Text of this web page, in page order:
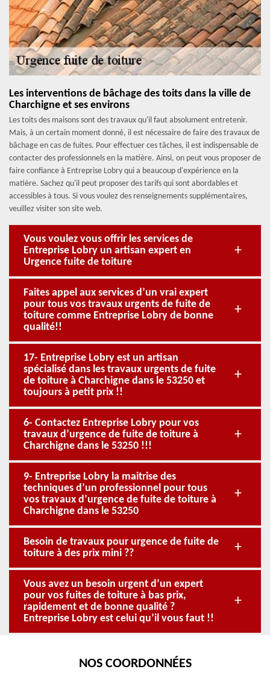
Les interventions de bâchage des toits dans la ville de
Charchigne et ses environs
Les toits des maisons sont des travaux qu'il faut absolument entretenir.
Mais, à un certain moment donné, il est nécessaire de faire des travaux de
bâchage en cas de fuites. Pour effectuer ces tâches, il est indispensable de
contacter des professionnels en la matière. Ainsi, on peut vous proposer de
faire confiance à Entreprise Lobry qui a beaucoup d'expérience en la
matière. Sachez qu'il peut proposer des tarifs qui sont abordables et
accessibles à tous. Si vous voulez des renseignements supplémentaires,
veuillez visiter son site web.
Vous voulez vous offrir les services de
Entreprise Lobry un artisan expert en
Urgence fuite de toiture
Faites appel aux services d’un vrai expert
pour tous vos travaux urgents de fuite de
toiture comme Entreprise Lobry de bonne
qualité!!
17- Entreprise Lobry est un artisan
spécialisé dans les travaux urgents de fuite
de toiture à Charchigne dans le 53250 et
toujours à petit prix !!
6- Contactez Entreprise Lobry pour vos
travaux d’urgence de fuite de toiture à
Charchigne dans le 53250 !!!
9- Entreprise Lobry la maitrise des
techniques d’un professionnel pour tous
vos travaux d’urgence de fuite de toiture à
Charchigne dans le 53250
Besoin de travaux pour urgence de fuite de
toiture à des prix mini ??
Vous avez un besoin urgent d’un expert
pour vos fuites de toiture à bas prix,
rapidement et de bonne qualité ?
Entreprise Lobry est celui qu’il vous faut !!
NOS COORDONNÉES